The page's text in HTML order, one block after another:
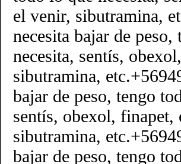
el venir, sibutramina,
necesita bajar de
necesita, sentís,
sibutramina,
bajar de peso, tengo
sentís, obexol, finapet,
sibutramina,
bajar de peso, tengo